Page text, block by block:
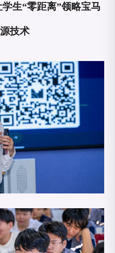
生“零距离”领略宝马
技术